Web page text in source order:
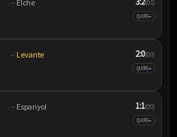
– Elche (0:1)
QUOTE–
– Levante 2:0(0:0)
QUOTE–
– Espanyol 1:1(0:0)
QUOTE–